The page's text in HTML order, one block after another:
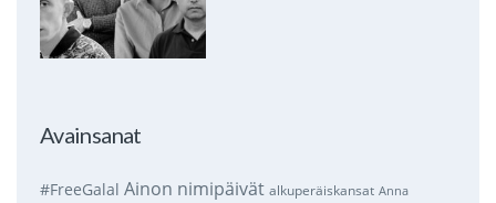
Avainsanat
#FreeGalal Ainon nimipäivät alkuperäiskansat Anna